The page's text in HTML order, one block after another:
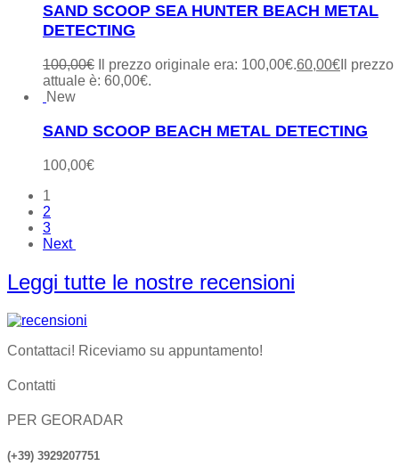
SAND SCOOP SEA HUNTER BEACH METAL
DETECTING
100,00€ Il prezzo originale era: 100,00€.60,00€ Il prezzo
attuale è: 60,00€.
New
SAND SCOOP BEACH METAL DETECTING
100,00€
1
2
3
Next
Leggi tutte le nostre recensioni
Contattaci! Riceviamo su appuntamento!
Contatti
PER GEORADAR
(+39) 3929207751